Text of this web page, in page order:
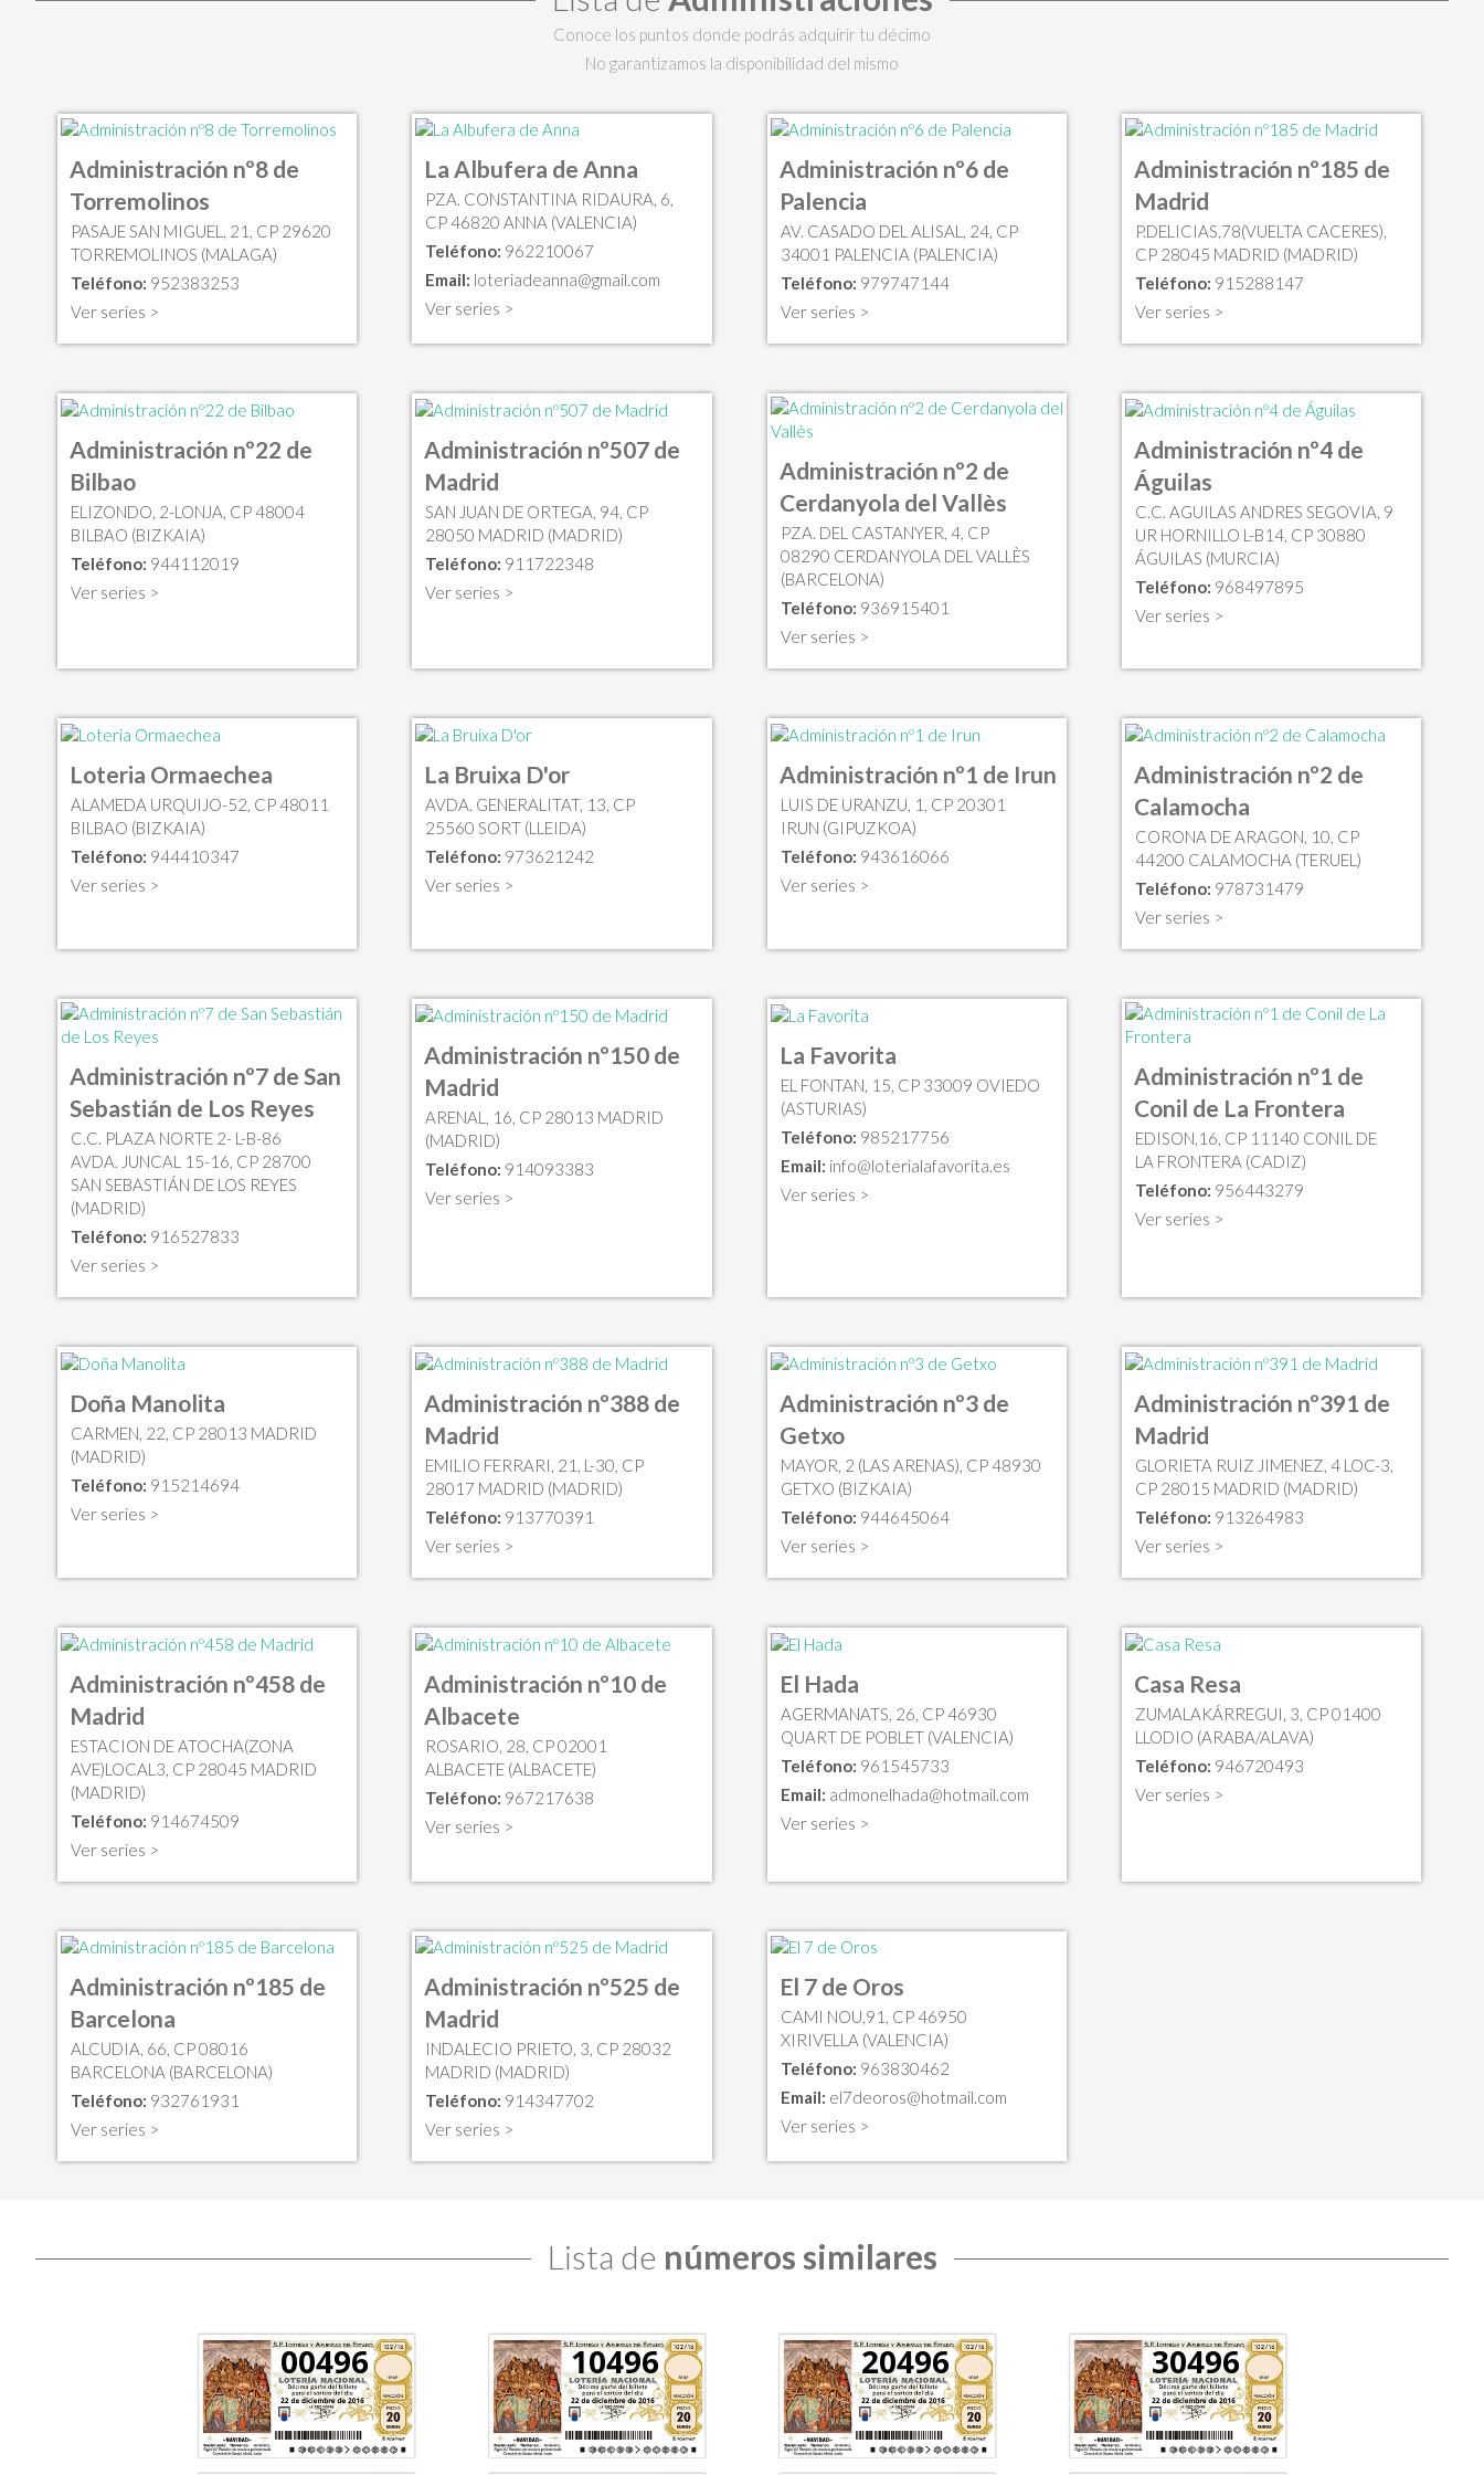
Conoce los puntos donde podrás adquirir tu décimo
No garantizamos la disponibilidad del mismo
Administración nº8 de
Torremolinos
PASAJE SAN MIGUEL, 21, CP 29620
TORREMOLINOS (MALAGA)
Teléfono: 952383253
Ver series >
La Albufera de Anna
PZA. CONSTANTINA RIDAURA, 6,
CP 46820 ANNA (VALENCIA)
Teléfono: 962210067
Email: loteriadeanna@gmail.com
Ver series >
Administración nº6 de
Palencia
AV. CASADO DEL ALISAL, 24, CP
34001 PALENCIA (PALENCIA)
Teléfono: 979747144
Ver series >
Administración nº185 de
Madrid
P.DELICIAS,78(VUELTA CACERES),
CP 28045 MADRID (MADRID)
Teléfono: 915288147
Ver series >
Administración nº22 de
Bilbao
ELIZONDO, 2-LONJA, CP 48004
BILBAO (BIZKAIA)
Teléfono: 944112019
Ver series >
Administración nº507 de
Madrid
SAN JUAN DE ORTEGA, 94, CP
28050 MADRID (MADRID)
Teléfono: 911722348
Ver series >
Administración nº2 de
Cerdanyola del Vallès
PZA. DEL CASTANYER, 4, CP
08290 CERDANYOLA DEL VALLÈS
(BARCELONA)
Teléfono: 936915401
Ver series >
Administración nº4 de
Águilas
C.C. AGUILAS ANDRES SEGOVIA, 9
UR HORNILLO L-B14, CP 30880
ÁGUILAS (MURCIA)
Teléfono: 968497895
Ver series >
Loteria Ormaechea
ALAMEDA URQUIJO-52, CP 48011
BILBAO (BIZKAIA)
Teléfono: 944410347
Ver series >
La Bruixa D'or
AVDA. GENERALITAT, 13, CP
25560 SORT (LLEIDA)
Teléfono: 973621242
Ver series >
Administración nº1 de Irun
LUIS DE URANZU, 1, CP 20301
IRUN (GIPUZKOA)
Teléfono: 943616066
Ver series >
Administración nº2 de
Calamocha
CORONA DE ARAGON, 10, CP
44200 CALAMOCHA (TERUEL)
Teléfono: 978731479
Ver series >
Administración nº7 de San
Sebastián de Los Reyes
C.C. PLAZA NORTE 2- L-B-86
AVDA. JUNCAL 15-16, CP 28700
SAN SEBASTIÁN DE LOS REYES
(MADRID)
Teléfono: 916527833
Ver series >
Administración nº150 de
Madrid
ARENAL, 16, CP 28013 MADRID
(MADRID)
Teléfono: 914093383
Ver series >
La Favorita
EL FONTAN, 15, CP 33009 OVIEDO
(ASTURIAS)
Teléfono: 985217756
Email: info@loterialafavorita.es
Ver series >
Administración nº1 de
Conil de La Frontera
EDISON,16, CP 11140 CONIL DE
LA FRONTERA (CADIZ)
Teléfono: 956443279
Ver series >
Doña Manolita
CARMEN, 22, CP 28013 MADRID
(MADRID)
Teléfono: 915214694
Ver series >
Administración nº388 de
Madrid
EMILIO FERRARI, 21, L-30, CP
28017 MADRID (MADRID)
Teléfono: 913770391
Ver series >
Administración nº3 de
Getxo
MAYOR, 2 (LAS ARENAS), CP 48930
GETXO (BIZKAIA)
Teléfono: 944645064
Ver series >
Administración nº391 de
Madrid
GLORIETA RUIZ JIMENEZ, 4 LOC-3,
CP 28015 MADRID (MADRID)
Teléfono: 913264983
Ver series >
Administración nº458 de
Madrid
ESTACION DE ATOCHA(ZONA
AVE)LOCAL3, CP 28045 MADRID
(MADRID)
Teléfono: 914674509
Ver series >
Administración nº10 de
Albacete
ROSARIO, 28, CP 02001
ALBACETE (ALBACETE)
Teléfono: 967217638
Ver series >
El Hada
AGERMANATS, 26, CP 46930
QUART DE POBLET (VALENCIA)
Teléfono: 961545733
Email: admonelhada@hotmail.com
Ver series >
Casa Resa
ZUMALAKÁRREGUI, 3, CP 01400
LLODIO (ARABA/ALAVA)
Teléfono: 946720493
Ver series >
Administración nº185 de
Barcelona
ALCUDIA, 66, CP 08016
BARCELONA (BARCELONA)
Teléfono: 932761931
Ver series >
Administración nº525 de
Madrid
INDALECIO PRIETO, 3, CP 28032
MADRID (MADRID)
Teléfono: 914347702
Ver series >
El 7 de Oros
CAMI NOU,91, CP 46950
XIRIVELLA (VALENCIA)
Teléfono: 963830462
Email: el7deoros@hotmail.com
Ver series >
Lista de números similares
00496 10496 20496 30496